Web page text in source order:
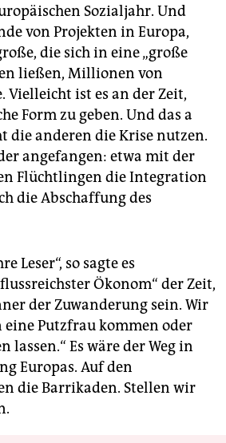
Sozialjahr. Und
von Projekten in Europa,
die sich in eine „große
ließen, Millionen von
Vielleicht ist es an der Zeit,
Form zu geben. Und das a
die anderen die Krise nutzen.
angefangen: etwa mit der
Flüchtlingen die Integration
die Abschaffung des
Leser“, so sagte es
Ökonom“ der Zeit,
der Zuwanderung sein. Wir
eine Putzfrau kommen oder
lassen.“ Es wäre der Weg in
Europas. Auf den
die Barrikaden. Stellen wir